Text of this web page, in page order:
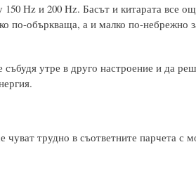
Hz и 200 Hz. Басът и китарата все
по-объркваща, а и малко по-небрежно
утре в друго настроение и да
трудно в съответните парчета с